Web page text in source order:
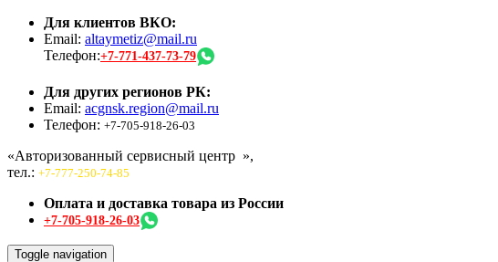
Для клиентов ВКО:
Email: altaymetiz@mail.ru
Телефон:+7-771-437-73-79
Для других регионов РК:
Email: acgnsk.region@mail.ru
Телефон: +7-705-918-26-03
«Авторизованный сервисный центр »,
тел.: +7-777-250-74-85
Оплата и доставка товара из России
+7-705-918-26-03
Toggle navigation